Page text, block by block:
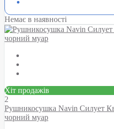
Немає в наявності
Хіт продажів
2
Рушникосушка Navin Силует
чорний муар